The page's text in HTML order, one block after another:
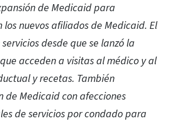
de Medicaid para
nuevos afiliados de Medicaid. El
desde que se lanzó la
acceden a visitas al médico y al
y recetas. También
Medicaid con afecciones
de servicios por condado para